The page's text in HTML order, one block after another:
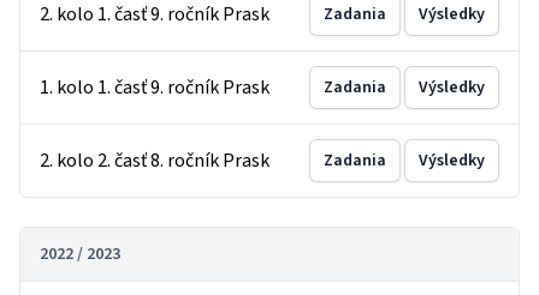
2. kolo 1. časť 9. ročník Prask Zadania Výsledky
1. kolo 1. časť 9. ročník Prask Zadania Výsledky
2. kolo 2. časť 8. ročník Prask Zadania Výsledky
2022 / 2023